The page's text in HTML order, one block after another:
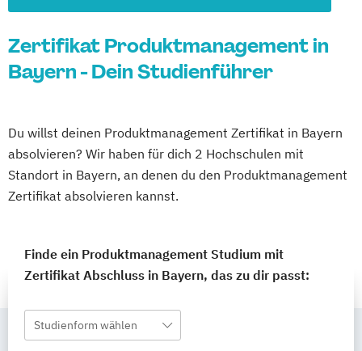
Zertifikat Produktmanagement in
Bayern - Dein Studienführer
Du willst deinen Produktmanagement Zertifikat in Bayern
absolvieren? Wir haben für dich 2 Hochschulen mit
Standort in Bayern, an denen du den Produktmanagement
Zertifikat absolvieren kannst.
Finde ein Produktmanagement Studium mit
Zertifikat Abschluss in Bayern, das zu dir passt:
Studienform wählen